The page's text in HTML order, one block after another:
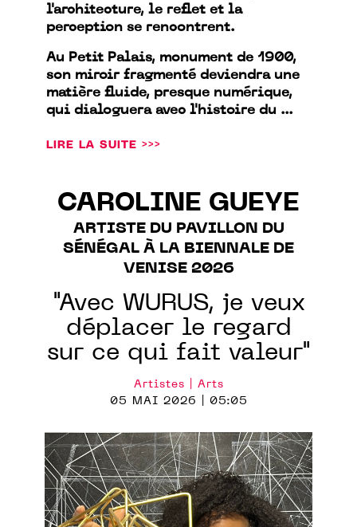
l'architecture, le reflet et la
perception se rencontrent.
Au Petit Palais, monument de 1900,
son miroir fragmenté deviendra une
matière fluide, presque numérique,
qui dialoguera avec l'histoire du ...
LIRE LA SUITE >>>
CAROLINE GUEYE
ARTISTE DU PAVILLON DU
SÉNÉGAL À LA BIENNALE DE
VENISE 2026
"Avec WURUS, je veux
déplacer le regard
sur ce qui fait valeur"
Artistes | Arts
05 MAI 2026 | 05:05